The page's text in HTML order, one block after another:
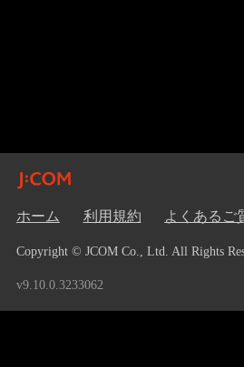
ホーム 利用規約 よくあるご
Copyright © JCOM Co., Ltd. All Rights
v9.10.0.3233062